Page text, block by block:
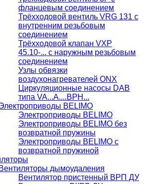
фланцевым соединением
Трёхходовой вентиль VRG 131 с
внутренним резьбовым
соединением
Трёхходовой клапан VXP
45.10-... с наружным резьбовым
соединением
Узлы обвязки
воздухонагревателей ONX
Циркуляционные насосы DAB
типа VA...A....BPH...
BELIMO
Электроприводы BELIMO
Электроприводы BELIMO без
возвратной пружины
Электроприводы BELIMO с
возвратной пружиной
Вентиляторы дымоудаления
Вентилятор пристенный ВРП ДУ